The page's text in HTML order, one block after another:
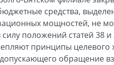
средства,
мощностей, не
положений статей 38
принципы целевого
обращение